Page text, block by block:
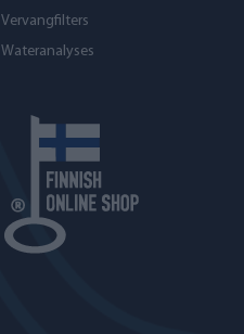
Vervangfilters
Wateranalyses